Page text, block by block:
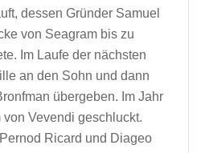
dessen Gründer Samuel
von Seagram bis zu
Im Laufe der nächsten
an den Sohn und dann
übergeben. Im Jahr
Vevendi geschluckt.
Ricard und Diageo